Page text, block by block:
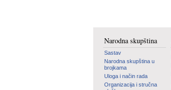
Narodna skupština
Sastav
Narodna skupština u
brojkama
Uloga i način rada
Organizacija i stručna